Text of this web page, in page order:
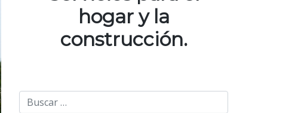
hogar y la
construcción.